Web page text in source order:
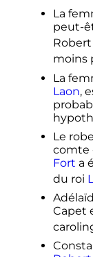
La
peut-
Robert
moins
La
Laon,
Le
comte
Fort a
du roi
Capet